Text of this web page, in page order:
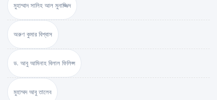
মুহাম্মাদ সালিহ আল মুনাজ্জিদ
অরুণ কুমার বিশ্বাস
ড. আবু আমিনাহ বিলাল ফিলিপ্স
মুহাম্মদ আবু তালেব